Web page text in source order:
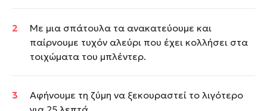
Με μια σπάτουλα τα ανακατεύουμε και
παίρνουμε τυχόν αλεύρι που έχει κολλήσει στα
τοιχώματα του μπλέντερ.
Αφήνουμε τη ζύμη να ξεκουραστεί το λιγότερο